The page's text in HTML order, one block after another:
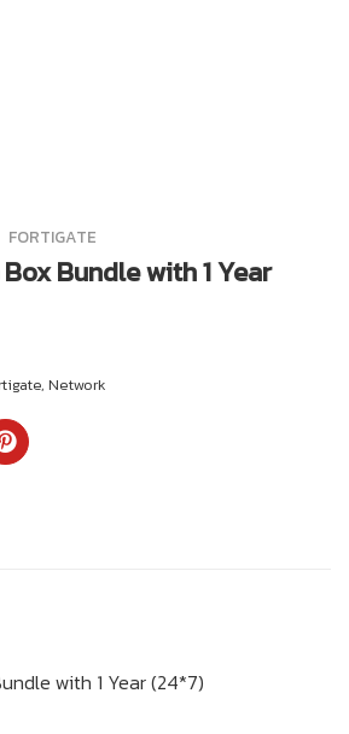
FORTIGATE
Bundle with 1 Year
, Network
with 1 Year (24*7)